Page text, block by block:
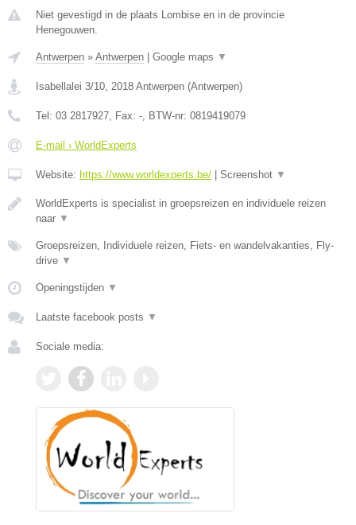
Niet gevestigd in de plaats Lombise en in de provincie
Henegouwen.
Antwerpen » Antwerpen Google maps ▼
Isabellalei 3/10, 2018 Antwerpen (Antwerpen)
Tel: 03 2817927, Fax: -, BTW-nr: 0819419079
E-mail › WorldExperts
Website: https://www.worldexperts.be/ Screenshot ▼
WorldExperts is specialist in groepsreizen en individuele reizen
naar ▼
Groepsreizen, Individuele reizen, Fiets- en wandelvakanties, Fly-
drive ▼
Openingstijden ▼
Laatste facebook posts ▼
Sociale media: